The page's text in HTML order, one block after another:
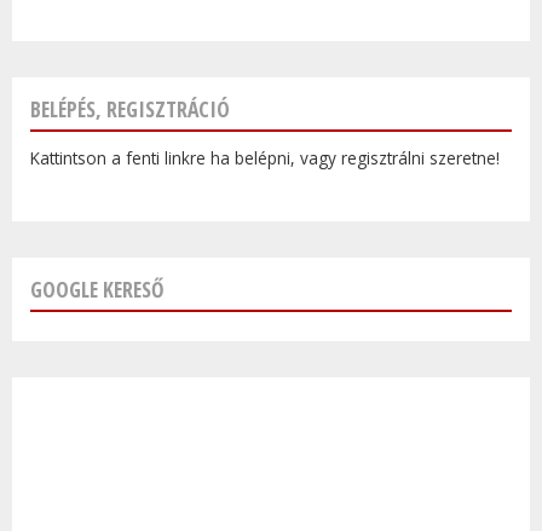
BELÉPÉS, REGISZTRÁCIÓ
Kattintson a fenti linkre ha belépni, vagy regisztrálni szeretne!
GOOGLE KERESŐ